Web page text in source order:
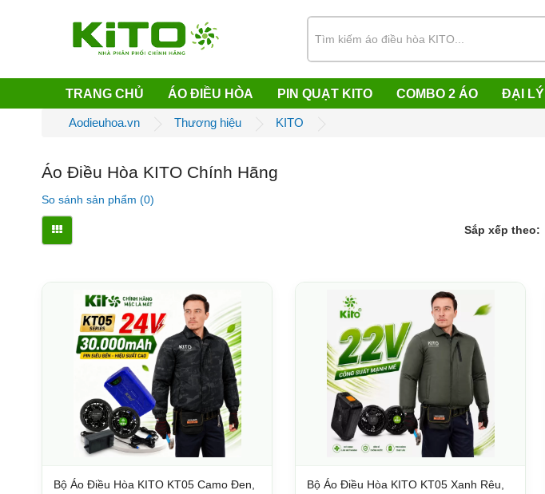
TRANG CHỦ ÁO ĐIỀU HÒA PIN QUẠT KITO COMBO 2 ÁO ĐẠI LÝ
Aodieuhoa.vn Thương hiệu KITO
Áo Điều Hòa KITO Chính Hãng
So sánh sản phẩm (0)
Sắp xếp theo:
Bộ Áo Điều Hòa KITO KT05 Camo Đen,
Bộ Áo Điều Hòa KITO KT05 Xanh Rêu,